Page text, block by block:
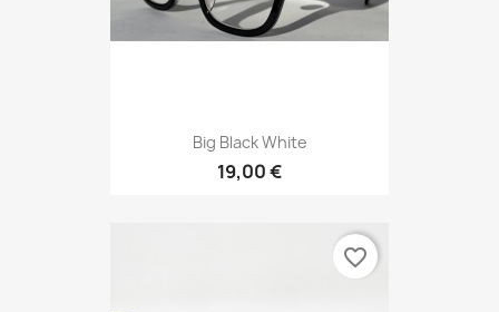
Big Black White
19,00 €
favorite_border